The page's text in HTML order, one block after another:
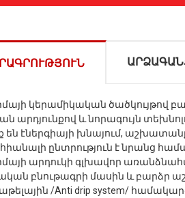
կերամիկական ծածկույթով
արդյունքով և նորագույն
են էներգիայի խնայում,
ընտրություն է նրանց
արդուկի գլխավոր
բնութագրի մասին և բարձր
/Anti drip system/